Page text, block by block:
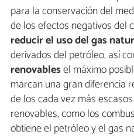
para la conservación del
de los efectos negativos del
reducir el uso del gas
derivados del petróleo, así
renovablesel máximo
marcan una gran diferencia
de los cada vez más
renovables, como los
obtiene el petróleo y el gas